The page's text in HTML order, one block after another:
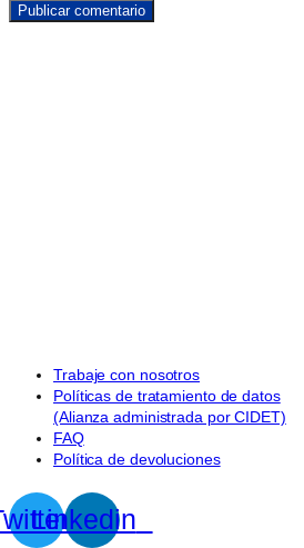
Trabaje con nosotros
Políticas de tratamiento de datos
(Alianza administrada por CIDET)
FAQ
Política de devoluciones
Linkedin